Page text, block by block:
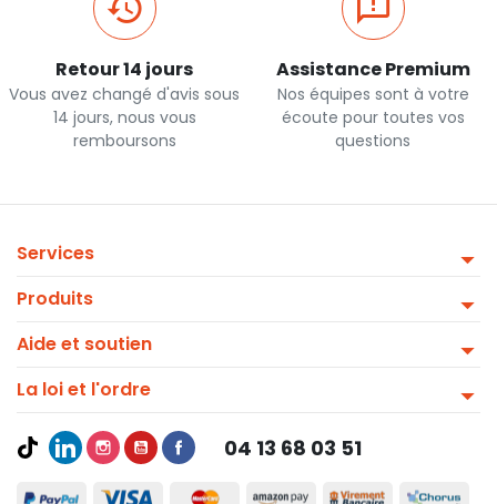
Retour 14 jours
Vous avez changé d'avis sous
14 jours, nous vous
remboursons
Assistance Premium
Nos équipes sont à votre
écoute pour toutes vos
questions
Services
Produits
Aide et soutien
La loi et l'ordre
04 13 68 03 51